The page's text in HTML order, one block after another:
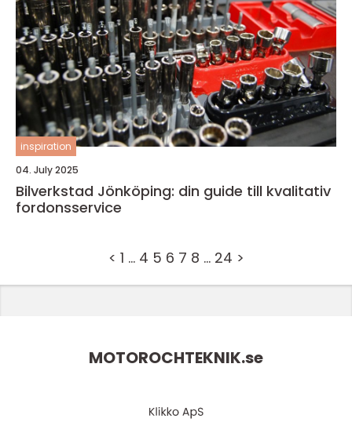
inspiration
04. July 2025
Bilverkstad Jönköping: din guide till kvalitativ
fordonsservice
< 1 … 4 5 6 7 8 … 24 >
MOTOROCHTEKNIK.se